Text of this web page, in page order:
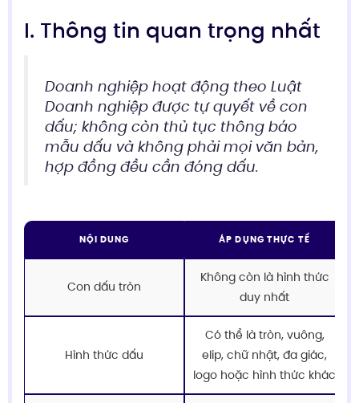
I. Thông tin quan trọng nhất
Doanh nghiệp hoạt động theo Luật
Doanh nghiệp được tự quyết về con
dấu; không còn thủ tục thông báo
mẫu dấu và không phải mọi văn bản,
hợp đồng đều cần đóng dấu.
NỘI DUNG ÁP DỤNG THỰC TẾ
Con dấu tròn
Không còn là hình thức
duy nhất
Hình thức dấu
Có thể là tròn, vuông,
elip, chữ nhật, đa giác,
logo hoặc hình thức khác